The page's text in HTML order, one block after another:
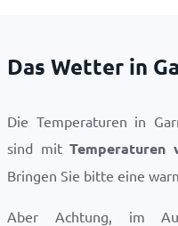
Das Wetter in
Die Temperaturen in
sind mit
Bringen Sie bitte eine
Aber Achtung, im